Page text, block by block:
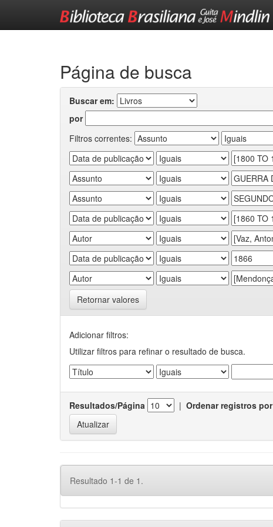
Página de busca
Buscar em:
por
Filtros correntes:
Retornar valores
Adicionar filtros:
Utilizar filtros para refinar o resultado de busca.
Resultados/Página | Ordenar registros por
Resultado 1-1 de 1.